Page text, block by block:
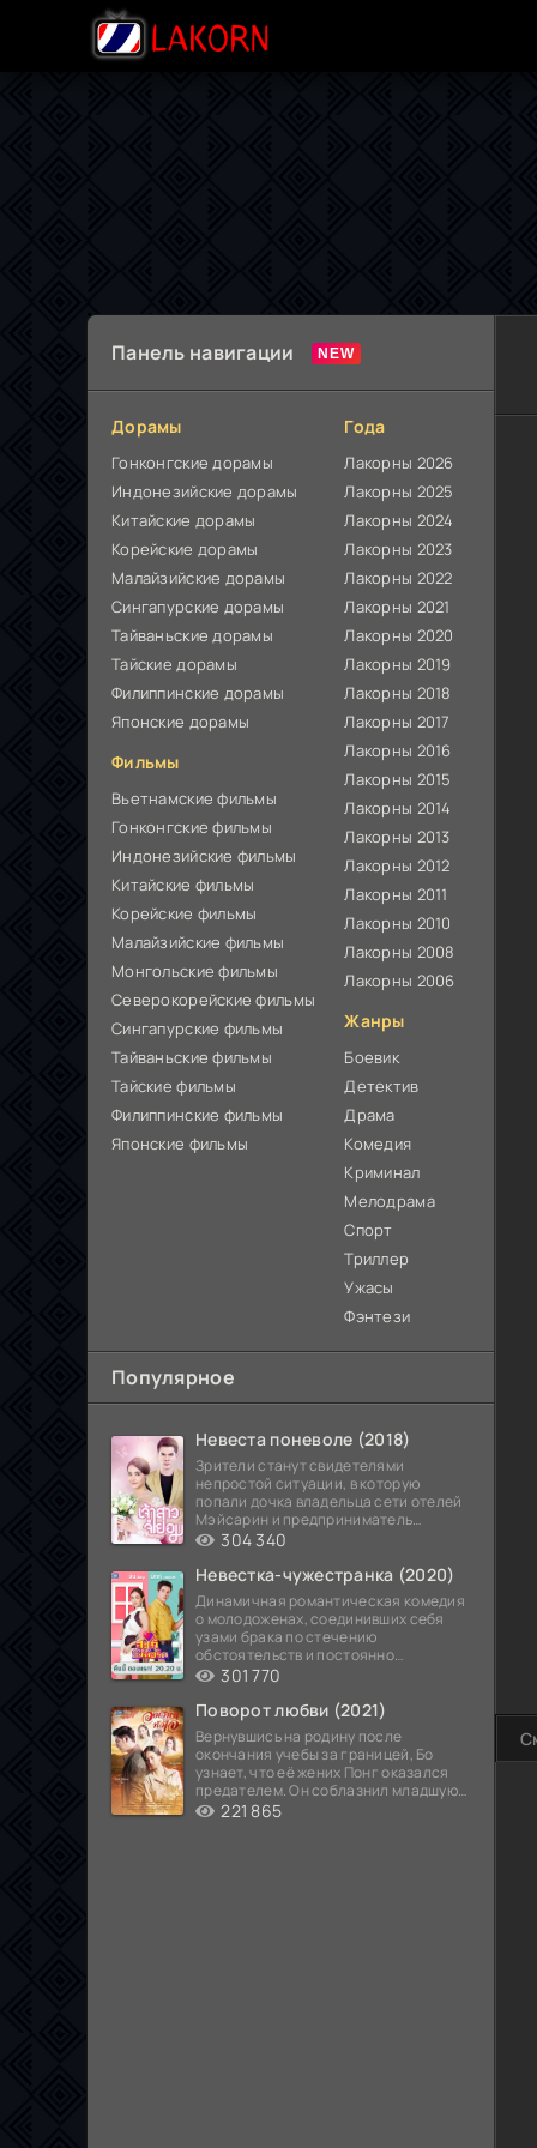
Панель навигации
Дорамы
Гонконгские дорамы
Индонезийские дорамы
Китайские дорамы
Корейские дорамы
Малайзийские дорамы
Сингапурские дорамы
Тайваньские дорамы
Тайские дорамы
Филиппинские дорамы
Японские дорамы
Фильмы
Вьетнамские фильмы
Гонконгские фильмы
Индонезийские фильмы
Китайские фильмы
Корейские фильмы
Малайзийские фильмы
Монгольские фильмы
Северокорейские фильмы
Сингапурские фильмы
Тайваньские фильмы
Тайские фильмы
Филиппинские фильмы
Японские фильмы
Года
Лакорны 2026
Лакорны 2025
Лакорны 2024
Лакорны 2023
Лакорны 2022
Лакорны 2021
Лакорны 2020
Лакорны 2019
Лакорны 2018
Лакорны 2017
Лакорны 2016
Лакорны 2015
Лакорны 2014
Лакорны 2013
Лакорны 2012
Лакорны 2011
Лакорны 2010
Лакорны 2008
Лакорны 2006
Жанры
Боевик
Детектив
Драма
Комедия
Криминал
Мелодрама
Спорт
Триллер
Ужасы
Фэнтези
Популярное
Невеста поневоле (2018)
Зрители станут свидетелями
непростой ситуации, в которую
попали дочка владельца сети отелей
Мэйсарин и предприниматель
Кетдэн. Обоих главных героев
304 340
Невестка-чужестранка (2020)
Динамичная романтическая комедия
о молодоженах, соединивших себя
узами брака по стечению
обстоятельств и постоянно
попадающих в курьезные ситуации...
301 770
Поворот любви (2021)
Вернувшись на родину после
окончания учебы за границей, Бо
узнает, что её жених Понг оказался
предателем. Он соблазнил младшую
сестру хозяина
221 865